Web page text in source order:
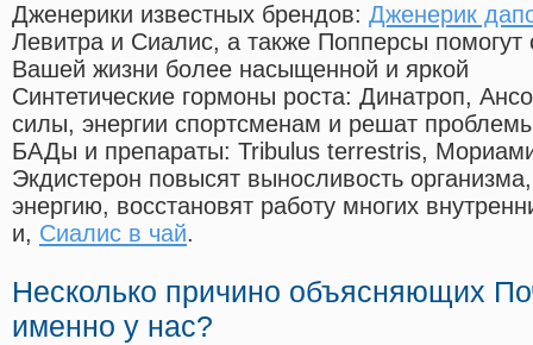
Дженерики известных брендов: Дженерик
Левитра и Сиалис, а также Попперсы помогут
Вашей жизни более насыщенной и яркой
Синтетические гормоны роста: Динатроп,
силы, энергии спортсменам и решат
БАДы и препараты: Tribulus terrestris,
Экдистерон повысят выносливость
энергию, восстановят работу многих
и, Сиалис в чай.
Несколько причино объясняющих
именно у нас?